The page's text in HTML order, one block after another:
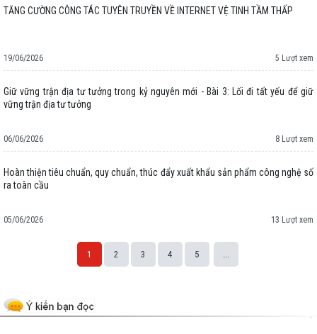
TĂNG CƯỜNG CÔNG TÁC TUYÊN TRUYỀN VỀ INTERNET VỆ TINH TẦM THẤP
19/06/2026 5 Lượt xem
Giữ vững trận địa tư tưởng trong kỷ nguyên mới - Bài 3: Lối đi tất yếu để giữ
vững trận địa tư tưởng
06/06/2026 8 Lượt xem
Hoàn thiện tiêu chuẩn, quy chuẩn, thúc đẩy xuất khẩu sản phẩm công nghệ số
ra toàn cầu
05/06/2026 13 Lượt xem
1 2 3 4 5 ...